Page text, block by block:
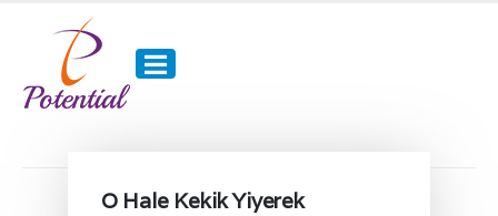
O Hale Kekik Yiyerek